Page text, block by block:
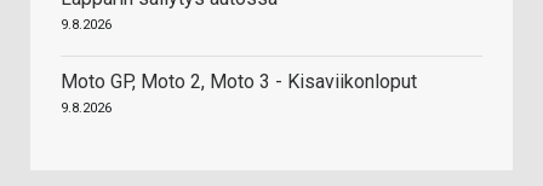
9.8.2026
Moto GP, Moto 2, Moto 3 - Kisaviikonloput
9.8.2026